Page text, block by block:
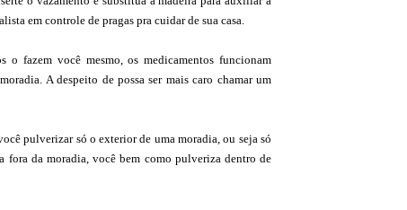
em controle de pragas pra cuidar de sua casa.
o fazem você mesmo, os medicamentos funcionam
A despeito de possa ser mais caro chamar um
pulverizar só o exterior de uma moradia, ou seja só
fora da moradia, você bem como pulveriza dentro de